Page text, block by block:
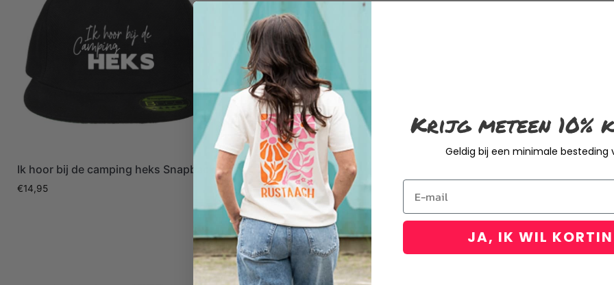
Ik hoor bij de camping heks Snapback
€14,95
Krijg meteen 10%
Geldig bij een minimale besteding
Email
JA, IK WIL